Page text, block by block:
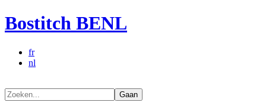
Bostitch BENL
fr
nl
Gaan